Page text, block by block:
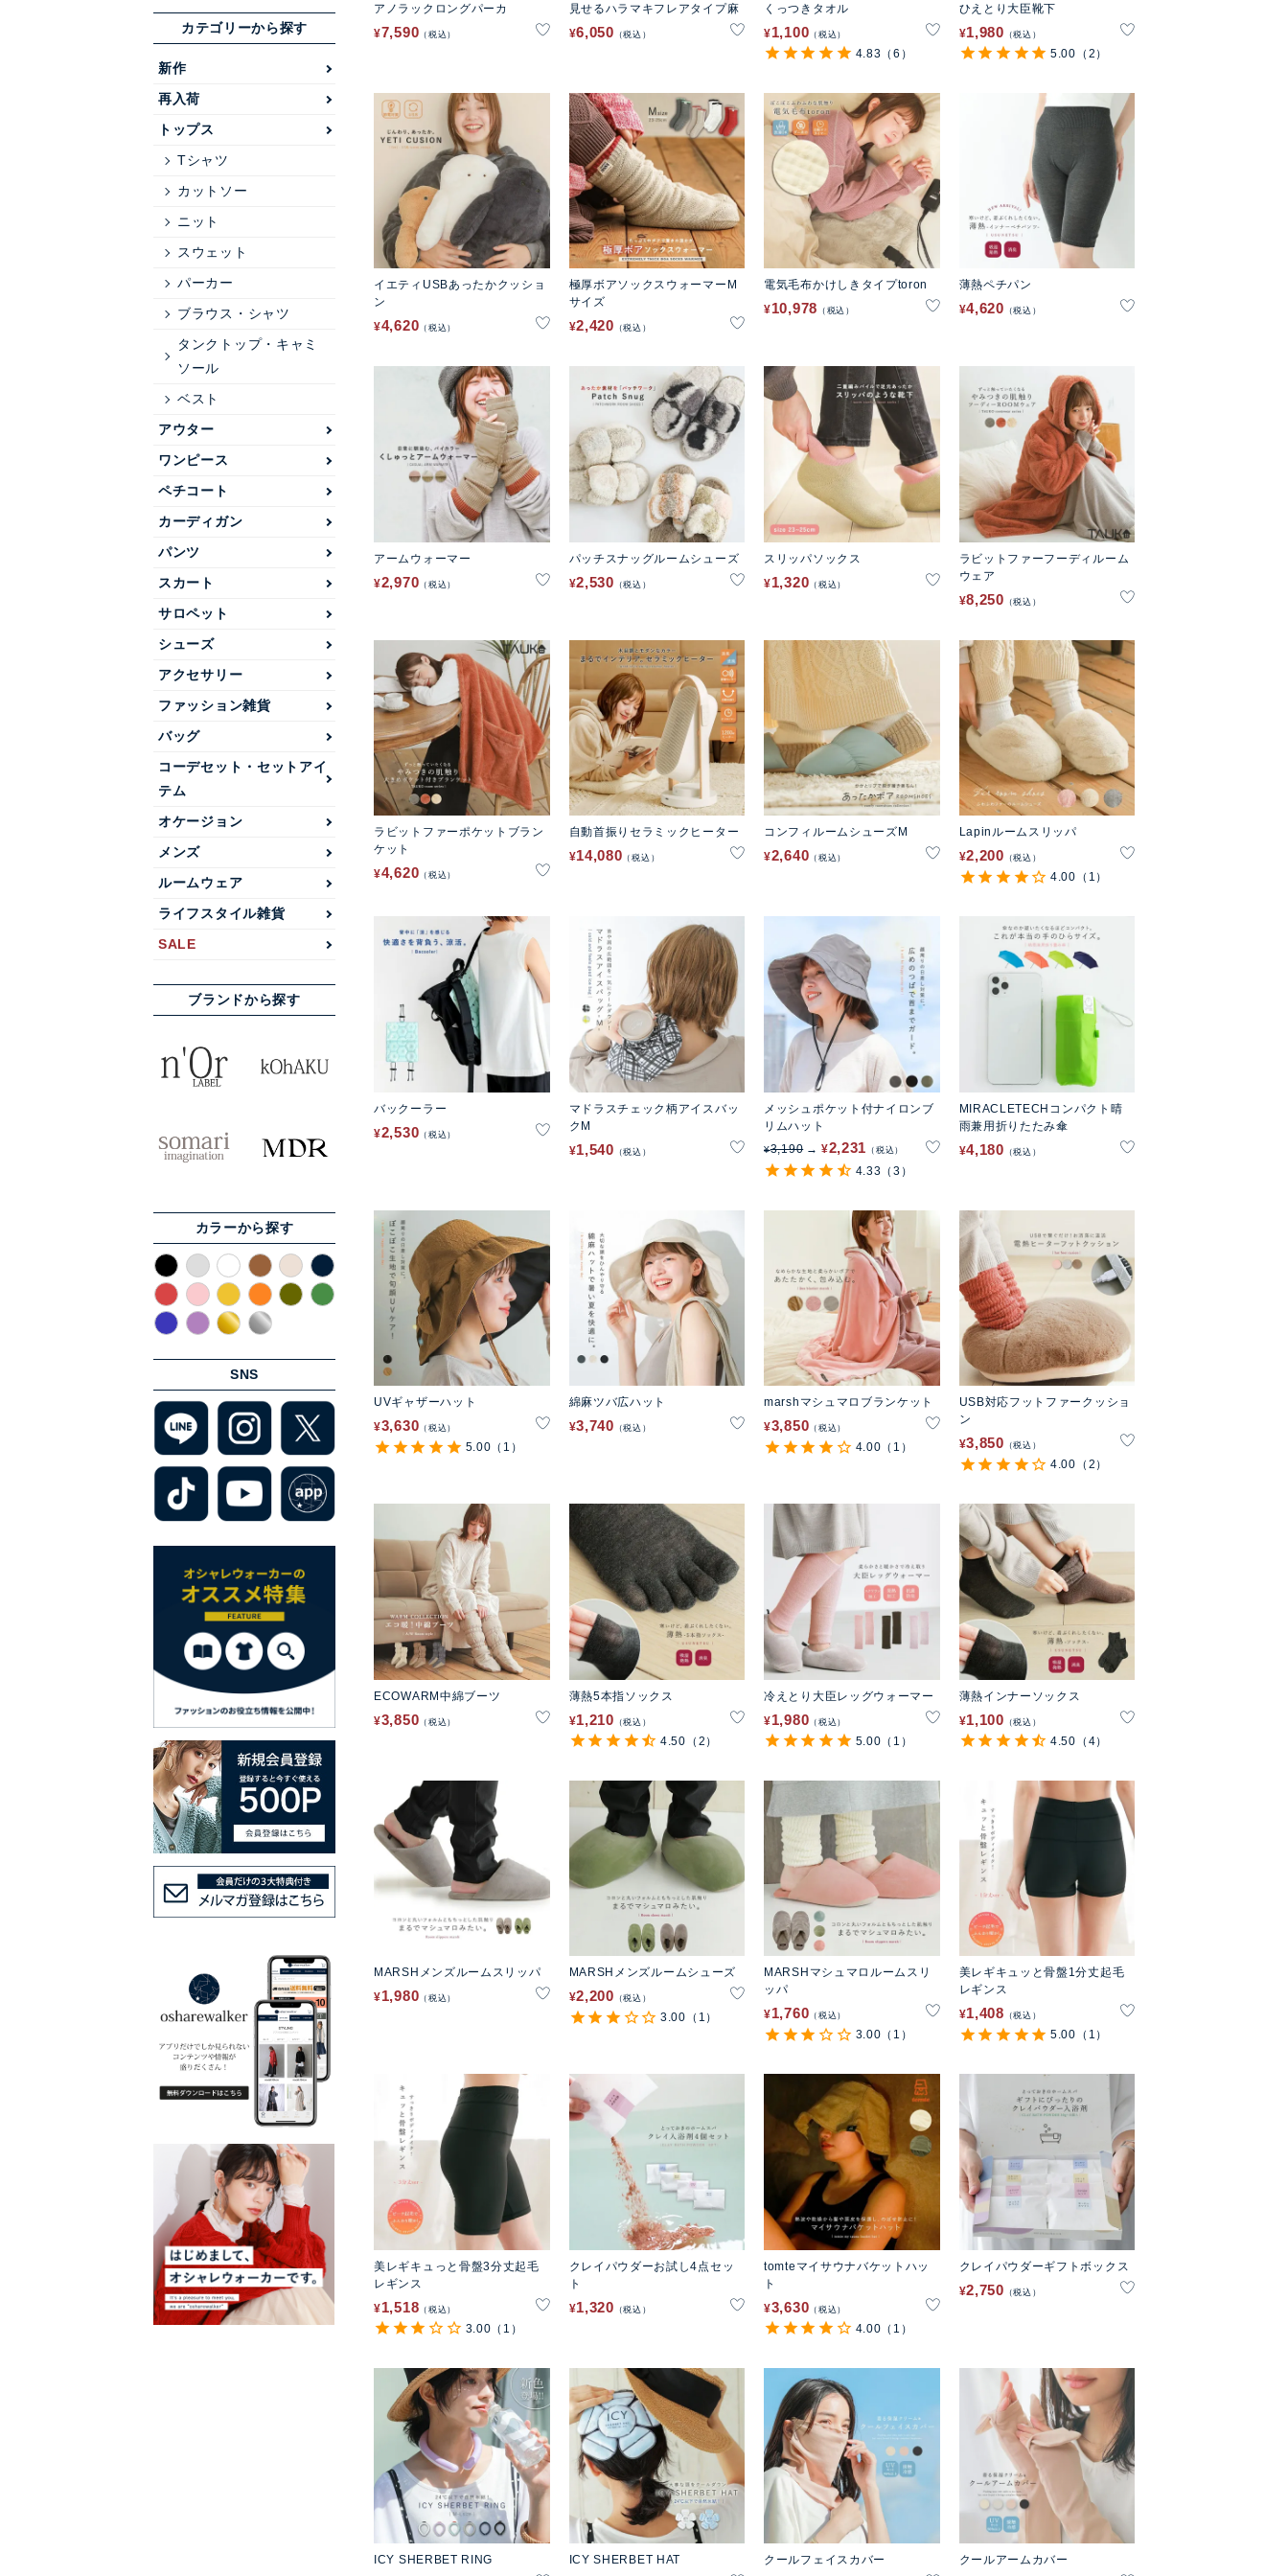
カテゴリーから探す
新作
再入荷
トップス
Tシャツ
カットソー
ニット
スウェット
パーカー
ブラウス・シャツ
タンクトップ・キャミ
ソール
ベスト
アウター
ワンピース
ペチコート
カーディガン
パンツ
スカート
サロペット
シューズ
アクセサリー
ファッション雑貨
バッグ
コーデセット・セットアイ
テム
オケージョン
メンズ
ルームウェア
ライフスタイル雑貨
SALE
ブランドから探す
カラーから探す
SNS
アノラックロングパーカ
¥7,590 税込
見せるハラマキフレアタイプ麻
¥6,050 税込
くっつきタオル
¥1,100 税込
4.83 （6）
ひえとり大臣靴下
¥1,980 税込
5.00 （2）
イエティUSBあったかクッショ
ン
¥4,620 税込
極厚ボアソックスウォーマーM
サイズ
¥2,420 税込
電気毛布かけしきタイプtoron
¥10,978 税込
薄熱ペチパン
¥4,620 税込
アームウォーマー
¥2,970 税込
パッチスナッグルームシューズ
¥2,530 税込
スリッパソックス
¥1,320 税込
ラビットファーフーディルーム
ウェア
¥8,250 税込
ラビットファーポケットブラン
ケット
¥4,620 税込
自動首振りセラミックヒーター
¥14,080 税込
コンフィルームシューズM
¥2,640 税込
Lapinルームスリッパ
¥2,200 税込
4.00 （1）
バックーラー
¥2,530 税込
マドラスチェック柄アイスバッ
クM
¥1,540 税込
メッシュポケット付ナイロンブ
リムハット
¥3,190 ¥2,231 税込
4.33 （3）
MIRACLETECHコンパクト晴
雨兼用折りたたみ傘
¥4,180 税込
UVギャザーハット
¥3,630 税込
5.00 （1）
綿麻ツバ広ハット
¥3,740 税込
marshマシュマロブランケット
¥3,850 税込
4.00 （1）
USB対応フットファークッショ
ン
¥3,850 税込
4.00 （2）
ECOWARM中綿ブーツ
¥3,850 税込
薄熱5本指ソックス
¥1,210 税込
4.50 （2）
冷えとり大臣レッグウォーマー
¥1,980 税込
5.00 （1）
薄熱インナーソックス
¥1,100 税込
4.50 （4）
MARSHメンズルームスリッパ
¥1,980 税込
MARSHメンズルームシューズ
¥2,200 税込
3.00 （1）
MARSHマシュマロルームスリ
ッパ
¥1,760 税込
3.00 （1）
美レギキュッと骨盤1分丈起毛
レギンス
¥1,408 税込
5.00 （1）
美レギキュっと骨盤3分丈起毛
レギンス
¥1,518 税込
3.00 （1）
クレイパウダーお試し4点セッ
ト
¥1,320 税込
tomteマイサウナバケットハッ
ト
¥3,630 税込
4.00 （1）
クレイパウダーギフトボックス
¥2,750 税込
ICY SHERBET RING ICY SHERBET HAT クールフェイスカバー クールアームカバー